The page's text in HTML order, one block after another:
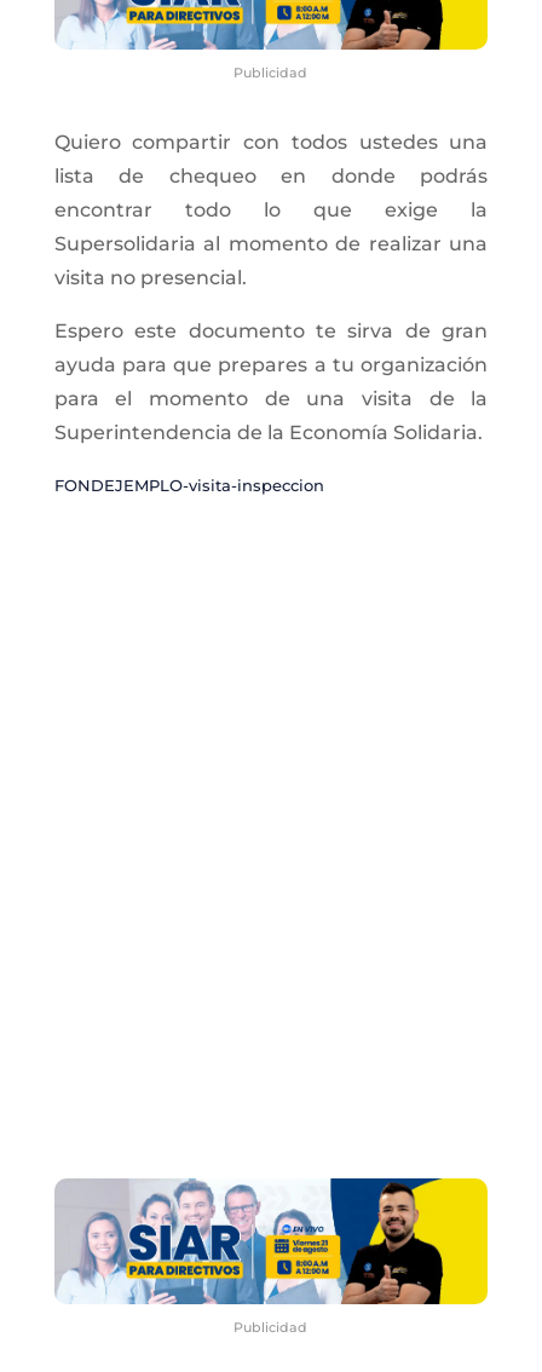
Publicidad
Quiero compartir con todos ustedes una
lista de chequeo en donde podrás
encontrar todo lo que exige la
Supersolidaria al momento de realizar una
visita no presencial.
Espero este documento te sirva de gran
ayuda para que prepares a tu organización
para el momento de una visita de la
Superintendencia de la Economía Solidaria.
FONDEJEMPLO-visita-inspeccion
Publicidad